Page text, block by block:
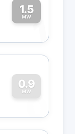
1.5
MW1
0.9
MW
0